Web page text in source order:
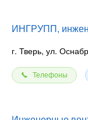
ИНГРУПП,
г. Тверь, ул.
Телефоны